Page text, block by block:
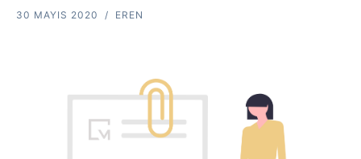
30 MAYIS 2020 EREN